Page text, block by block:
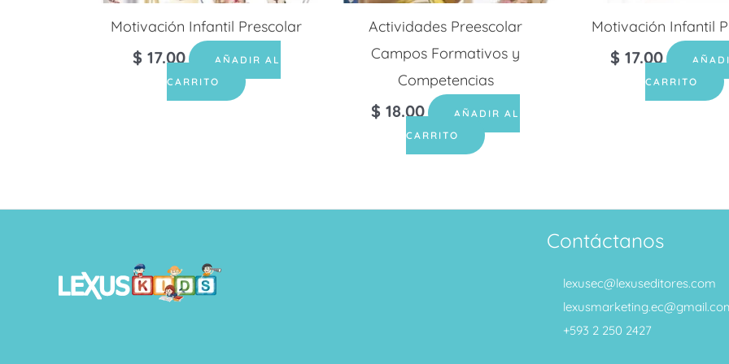
Motivación Infantil Prescolar
$ 17.00
AÑADIR AL
CARRITO
Actividades Preescolar
Campos Formativos y
Competencias
$ 18.00
AÑADIR AL
CARRITO
Motivación Infantil
$ 17.00
CARRITO
Contáctanos
lexusec@lexuseditores.com
+593 2 250 2427